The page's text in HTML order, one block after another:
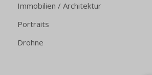
Immobilien / Architektur
Portraits
Drohne